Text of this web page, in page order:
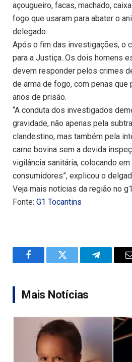
açougueiro, facas, machado,
fogo que usaram para abater o
delegado.
Após o fim das investigações, o
para a Justiça. Os dois homens
devem responder pelos crimes
de arma de fogo, com penas que
anos de prisão.
“A conduta dos investigados
gravidade, não apenas pela
clandestino, mas também pela
carne bovina sem a devida
vigilância sanitária, colocando
consumidores”, explicou o
Veja mais notícias da região no
Fonte: G1 Tocantins
FacebookTwitter Telegram
Mais Notícias